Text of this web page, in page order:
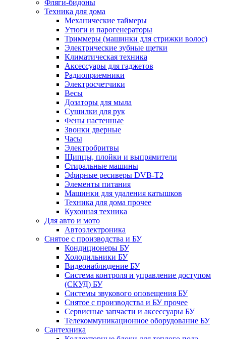
Фляги-бидоны
Техника для дома
Механические таймеры
Утюги и парогенераторы
Триммеры (машинки для стрижки волос)
Электрические зубные щетки
Климатическая техника
Аксессуары для гаджетов
Радиоприемники
Электросчетчики
Весы
Дозаторы для мыла
Сушилки для рук
Фены настенные
Звонки дверные
Часы
Электробритвы
Щипцы, плойки и выпрямители
Стиральные машины
Эфирные ресиверы DVB-T2
Элементы питания
Машинки для удаления катышков
Техника для дома прочее
Кухонная техника
Для авто и мото
Автоэлектроника
Снятое с производства и БУ
Кондиционеры БУ
Холодильники БУ
Видеонаблюдение БУ
Система контроля и управление доступом
(СКУД) БУ
Системы звукового оповещения БУ
Снятое с производства и БУ прочее
Сервисные запчасти и аксессуары БУ
Телекоммуникационное оборудование БУ
Сантехника